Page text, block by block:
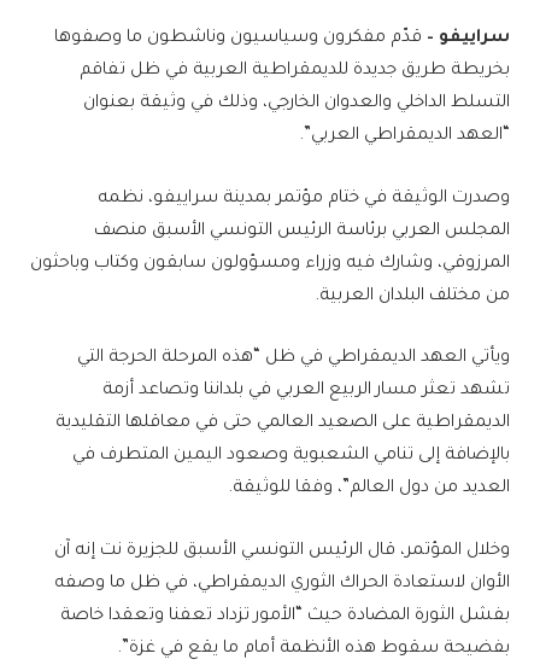
سراييفو – قدّم مفكرون وسياسيون وناشطون ما وصفوها
بخريطة طريق جديدة للديمقراطية العربية في ظل تفاقم
التسلط الداخلي والعدوان الخارجي، وذلك في وثيقة بعنوان
“العهد الديمقراطي العربي”.
وصدرت الوثيقة في ختام مؤتمر بمدينة سراييفو، نظمه
المجلس العربي برئاسة الرئيس التونسي الأسبق منصف
المرزوقي، وشارك فيه وزراء ومسؤولون سابقون وكتاب وباحثون
من مختلف البلدان العربية.
ويأتي العهد الديمقراطي في ظل “هذه المرحلة الحرجة التي
تشهد تعثر مسار الربيع العربي في بلداننا وتصاعد أزمة
الديمقراطية على الصعيد العالمي حتى في معاقلها التقليدية
بالإضافة إلى تنامي الشعبوية وصعود اليمين المتطرف في
العديد من دول العالم”، وفقا للوثيقة.
وخلال المؤتمر، قال الرئيس التونسي الأسبق للجزيرة نت إنه آن
الأوان لاستعادة الحراك الثوري الديمقراطي، في ظل ما وصفه
بفشل الثورة المضادة حيث “الأمور تزداد تعفنا وتعقدا خاصة
بفضيحة سقوط هذه الأنظمة أمام ما يقع في غزة”.